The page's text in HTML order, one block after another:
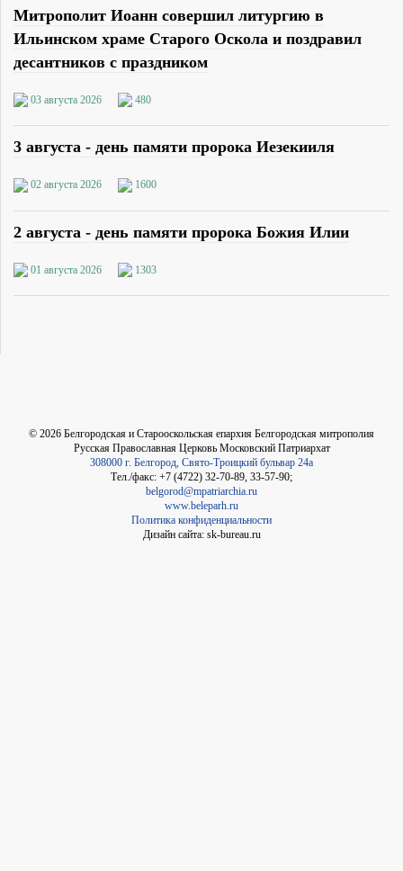
Митрополит Иоанн совершил литургию в
Ильинском храме Старого Оскола и поздравил
десантников с праздником
03 августа 2026 480
3 августа - день памяти пророка Иезекииля
02 августа 2026 1600
2 августа - день памяти пророка Божия Илии
01 августа 2026 1303
© 2026 Белгородская и Старооскольская епархия Белгородская митрополия
Русская Православная Церковь Московский Патриархат
308000 г. Белгород, Свято-Троицкий бульвар 24а
Тел./факс: +7 (4722) 32-70-89, 33-57-90;
belgorod@mpatriarchia.ru
www.beleparh.ru
Политика конфиденциальности
Дизайн сайта: sk-bureau.ru